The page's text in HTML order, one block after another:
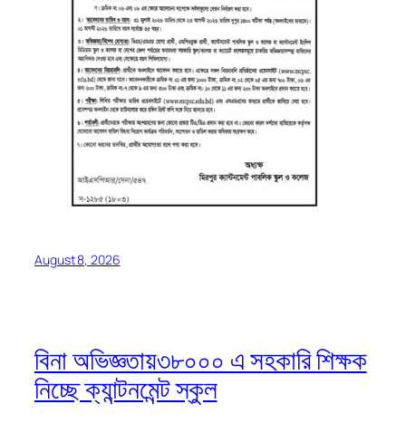
August 8, 2026
বিনা অভিজ্ঞতায়৩৮০০০ এ সহকারি শিক্ষক
নিচ্ছে ক্যান্টনমেন্ট স্কুল